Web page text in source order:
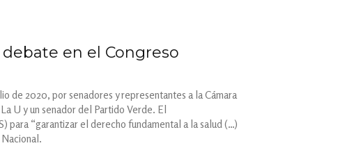
en el Congreso
de 2020, por senadores y representantes a la Cámara
U y un senador del Partido Verde. El
para “garantizar el derecho fundamental a la salud (…)